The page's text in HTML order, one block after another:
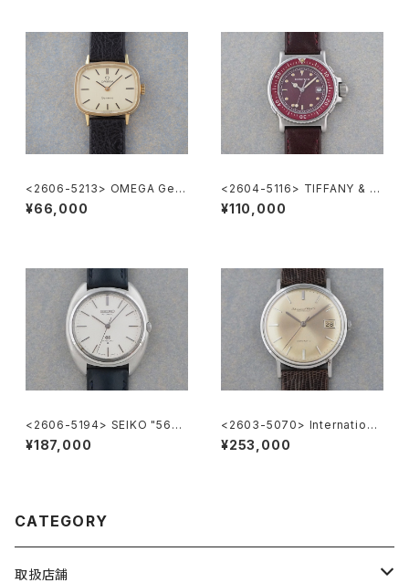
<2606-5213> OMEGA Gen
eve
¥66,000
<2604-5116> TIFFANY & C
o. Diver's
¥110,000
<2606-5194> SEIKO "56G
S" Grand Seiko
¥187,000
<2603-5070> Internationa
l Watch Co. R807A
¥253,000
CATEGORY
取扱店舗